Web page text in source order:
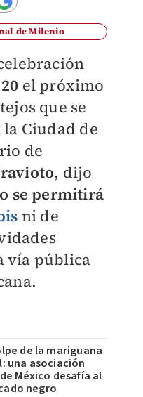
de Milenio
el próximo
que se
Ciudad de
de
, dijo
se permitirá
ni de
vía pública
de la mariguana
una asociación
México desafía al
negro